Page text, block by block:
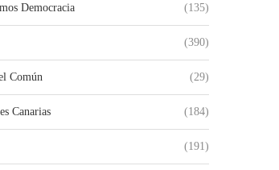
Democracia (135)
(390)
Común (29)
Canarias (184)
(191)